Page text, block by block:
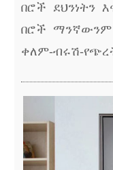
በሮች ደህንነትን
በሮች
ቀለም-ብሩሽ-